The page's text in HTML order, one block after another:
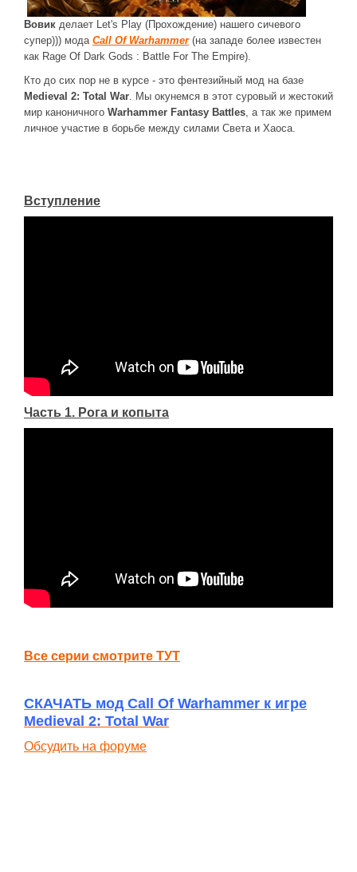
Вселенные Warhammer
Warhammer 40.000: Dawn of War
Серия игр «История войн»
Серия игр «King Arthur»
КРЕАТИВ
Черный Гетман (роман)
Средние века
Вовик делает Let's Play (Прохождение) нашего сичевого
супер))) мода Call Of Warhammer(на западе более известен
как Rage Of Dark Gods : Battle For The Empire).
Кто до сих пор не в курсе - это фентезийный мод на базе
Medieval 2: Total War . Мы окунемся в этот суровый и жестокий
мир каноничного Warhammer Fantasy Battles , а так же примем
личное участие в борьбе между силами Света и Хаоса.
Вступление
Часть 1. Рога и копыта
Все серии смотрите ТУТ
СКАЧАТЬ мод Call Of Warhammer к игре
Medieval 2: Total War
Обсудить на форуме